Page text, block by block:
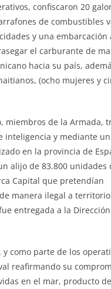
confiscaron 20
de combustibles
y una embarcación
el carburante de
hacia su país,
(ocho mujeres y
miembros de la Armada,
inteligencia y mediante
en la provincia de
alijo de 83.800 unidades
Capital que pretendían
manera ilegal a
entregada a la
y como parte de los
reafirmando su
en el mar, producto